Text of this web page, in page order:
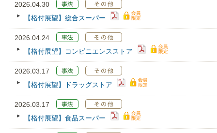
2026.04.30
【格付展望】総合スーパー
2026.04.24
【格付展望】コンビニエンスストア
2026.03.17
【格付展望】ドラッグストア
2026.03.17
【格付展望】食品スーパー